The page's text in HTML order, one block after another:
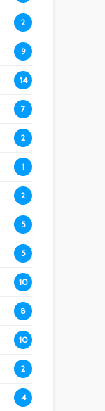
2
9
14
7
2
1
2
5
5
10
8
10
2
4